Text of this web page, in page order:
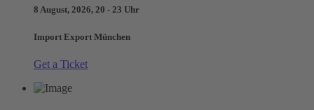
8 August, 2026, 20 - 23 Uhr
Import Export München
Get a Ticket